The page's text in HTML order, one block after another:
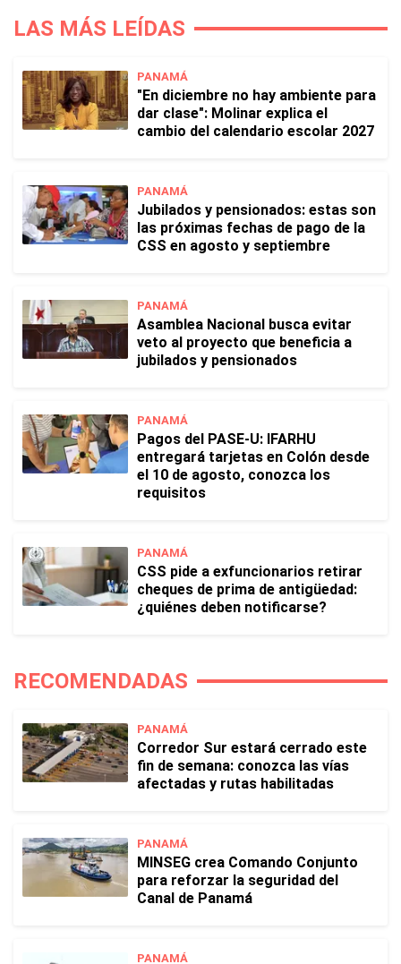
LAS MÁS LEÍDAS
PANAMÁ
"En diciembre no hay ambiente para
dar clase": Molinar explica el
cambio del calendario escolar 2027
PANAMÁ
Jubilados y pensionados: estas son
las próximas fechas de pago de la
CSS en agosto y septiembre
PANAMÁ
Asamblea Nacional busca evitar
veto al proyecto que beneficia a
jubilados y pensionados
PANAMÁ
Pagos del PASE-U: IFARHU
entregará tarjetas en Colón desde
el 10 de agosto, conozca los
requisitos
PANAMÁ
CSS pide a exfuncionarios retirar
cheques de prima de antigüedad:
¿quiénes deben notificarse?
RECOMENDADAS
PANAMÁ
Corredor Sur estará cerrado este
fin de semana: conozca las vías
afectadas y rutas habilitadas
PANAMÁ
MINSEG crea Comando Conjunto
para reforzar la seguridad del
Canal de Panamá
PANAMÁ